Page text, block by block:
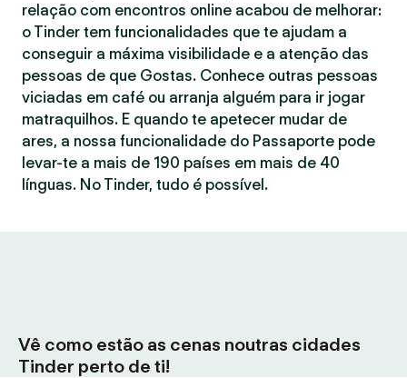
relação com encontros online acabou de melhorar:
o Tinder tem funcionalidades que te ajudam a
conseguir a máxima visibilidade e a atenção das
pessoas de que Gostas. Conhece outras pessoas
viciadas em café ou arranja alguém para ir jogar
matraquilhos. E quando te apetecer mudar de
ares, a nossa funcionalidade do Passaporte pode
levar-te a mais de 190 países em mais de 40
línguas. No Tinder, tudo é possível.
Vê como estão as cenas noutras cidades
Tinder perto de ti!